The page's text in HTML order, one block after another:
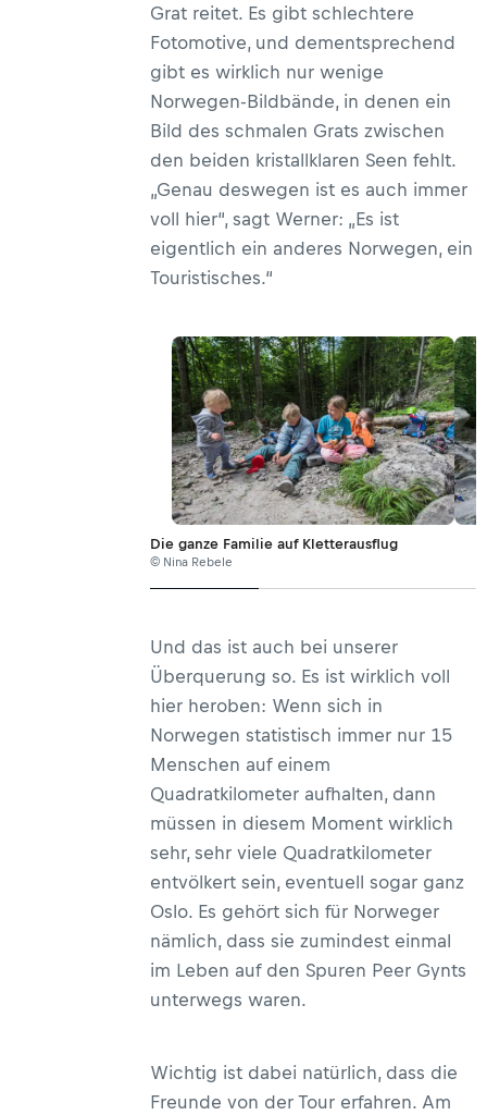
Grat reitet. Es gibt schlechtere
Fotomotive, und dementsprechend
gibt es wirklich nur wenige
Norwegen-Bildbände, in denen ein
Bild des schmalen Grats zwischen
den beiden kristallklaren Seen fehlt.
„Genau deswegen ist es auch immer
voll hier“, sagt Werner: „Es ist
eigentlich ein anderes Norwegen, ein
Touristisches.“
Die ganze Familie auf Kletterausflug
© Nina Rebele
Und das ist auch bei unserer
Überquerung so. Es ist wirklich voll
hier heroben: Wenn sich in
Norwegen statistisch immer nur 15
Menschen auf einem
Quadratkilometer aufhalten, dann
müssen in diesem Moment wirklich
sehr, sehr viele Quadratkilometer
entvölkert sein, eventuell sogar ganz
Oslo. Es gehört sich für Norweger
nämlich, dass sie zumindest einmal
im Leben auf den Spuren Peer Gynts
unterwegs waren.
Wichtig ist dabei natürlich, dass die
Freunde von der Tour erfahren. Am